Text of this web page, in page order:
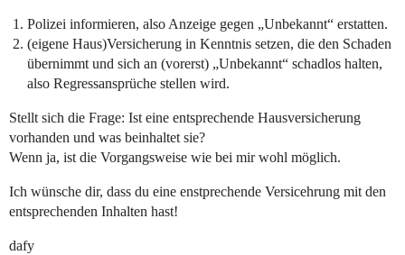
Polizei informieren, also Anzeige gegen „Unbekannt“ erstatten.
(eigene Haus)Versicherung in Kenntnis setzen, die den Schaden
übernimmt und sich an (vorerst) „Unbekannt“ schadlos halten,
also Regressansprüche stellen wird.
Stellt sich die Frage: Ist eine entsprechende Hausversicherung
vorhanden und was beinhaltet sie?
Wenn ja, ist die Vorgangsweise wie bei mir wohl möglich.
Ich wünsche dir, dass du eine enstprechende Versicehrung mit den
entsprechenden Inhalten hast!
dafy